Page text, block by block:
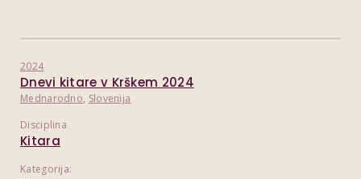
2024
Dnevi kitare v Krškem 2024
Mednarodno, Slovenija
Disciplina
Kitara
Kategorija: